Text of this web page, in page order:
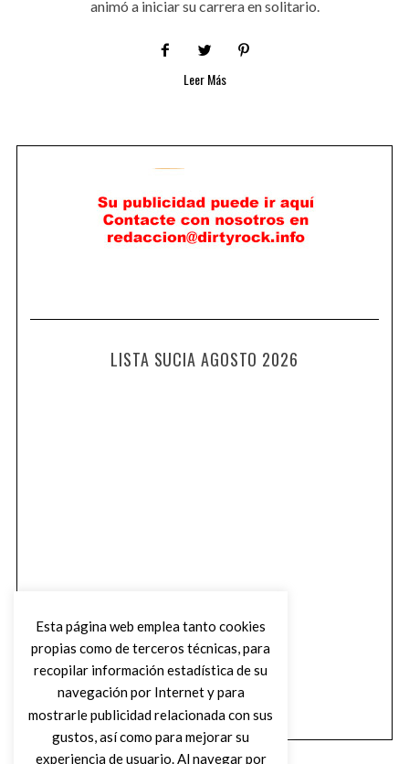
animó a iniciar su carrera en solitario.
Leer Más
LISTA SUCIA AGOSTO 2026
Esta página web emplea tanto cookies
propias como de terceros técnicas, para
recopilar información estadística de su
navegación por Internet y para
mostrarle publicidad relacionada con sus
gustos, así como para mejorar su
experiencia de usuario. Al navegar por